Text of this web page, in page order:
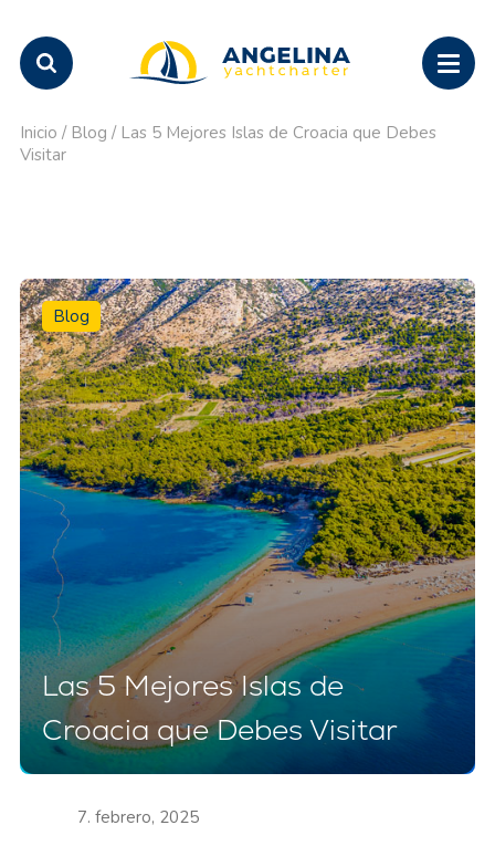
Inicio / Blog / Las 5 Mejores Islas de Croacia que Debes
Visitar
Blog
Las 5 Mejores Islas de
Croacia que Debes Visitar
7. febrero, 2025